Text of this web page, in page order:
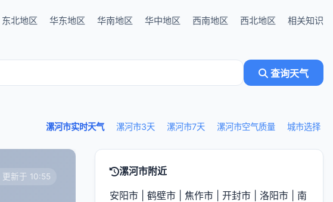
东北地区 华东地区 华南地区 华中地区 西南地区 西北地区 相关知识
查询天气
漯河市实时天气 漯河市3天 漯河市7天 漯河市空气质量 城市选择
更新于 10:55 漯河市附近
安阳市 鹤壁市 焦作市 开封市 洛阳市
南